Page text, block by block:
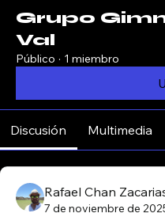
Grupo
Val
Público · 1 miembro
Discusión Multimedia
Rafael Chan
7 de noviembre de